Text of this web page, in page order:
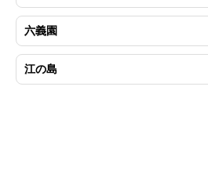
六義園
江の島